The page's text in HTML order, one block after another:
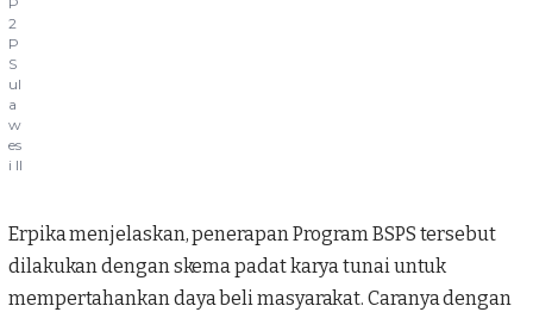
2
P
S
ul
a
w
es
i II
Erpika menjelaskan, penerapan ProgramBSPS tersebut
dilakukan dengan skema padat karya tunai untuk
mempertahankan daya beli masyarakat. Caranya dengan